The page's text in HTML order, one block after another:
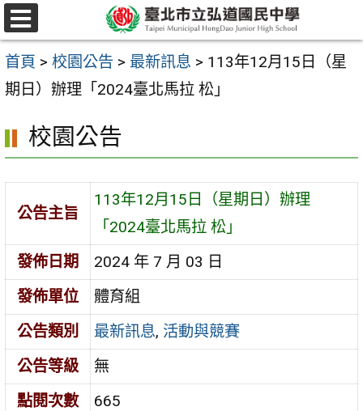
跳
至
主
要
容
區
選
單
首頁 > 校園公告 > 最新訊息 > 113年12月15日（星
期日）辦理「2024臺北馬拉 松」
校園公告
公告主旨
113年12月15日（星期日）辦理
「2024臺北馬拉 松」
發佈日期
2024 年 7 月 03 日
發佈單位
體育組
公告類別
最新訊息, 活動與競賽
公告等級
無
點閱次數
665